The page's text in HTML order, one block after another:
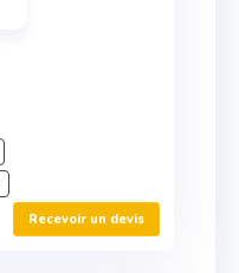
Recevoir un devis